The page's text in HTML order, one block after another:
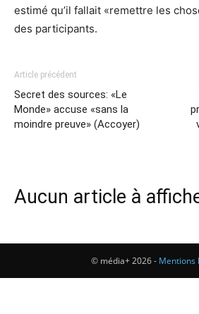
estimé qu’il fallait «remettre les
des participants.
Article précédent
Secret des sources: «Le
Monde» accuse «sans la
moindre preuve» (Accoyer)
Aucun article à
© média+ 2026 - Mentions